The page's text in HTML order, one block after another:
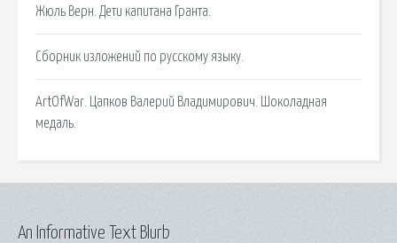
Жюль Верн. Дети капитана Гранта.
Сборник изложений по русскому языку.
ArtOfWar. Цапков Валерий Владимирович. Шоколадная
медаль.
An Informative Text Blurb